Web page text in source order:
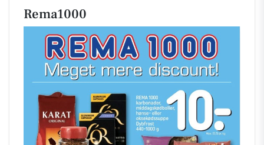
Rema1000